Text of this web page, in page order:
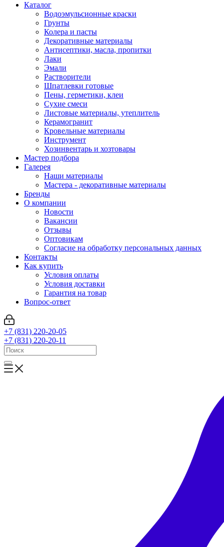
Каталог
Водоэмульсионные краски
Грунты
Колера и пасты
Декоративные материалы
Антисептики, масла, пропитки
Лаки
Эмали
Растворители
Шпатлевки готовые
Пены, герметики, клеи
Сухие смеси
Листовые материалы, утеплитель
Керамогранит
Кровельные материалы
Инструмент
Хозинвентарь и хозтовары
Мастер подбора
Галерея
Наши материалы
Мастера - декоративные материалы
Бренды
О компании
Новости
Вакансии
Отзывы
Оптовикам
Cогласие на обработку персональных данных
Контакты
Как купить
Условия оплаты
Условия доставки
Гарантия на товар
Вопрос-ответ
+7 (831) 220-20-05
+7 (831) 220-20-11